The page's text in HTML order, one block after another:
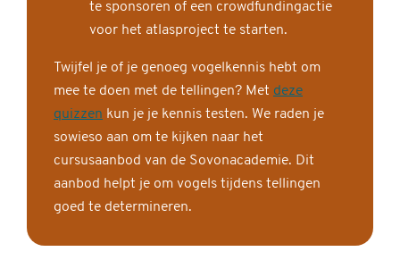
te sponsoren of een crowdfundingactie
voor het atlasproject te starten.
Twijfel je of je genoeg vogelkennis hebt om
mee te doen met de tellingen? Met deze
quizzen kun je je kennis testen. We raden je
sowieso aan om te kijken naar het
cursusaanbod van de Sovonacademie. Dit
aanbod helpt je om vogels tijdens tellingen
goed te determineren.